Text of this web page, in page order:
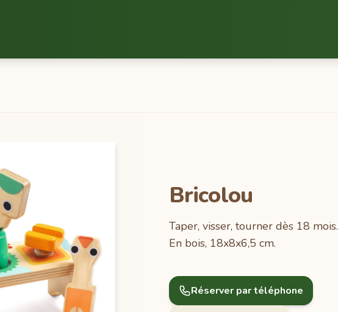
Bricolou
Taper, visser, tourner dès 18 mois.
En bois, 18x8x6,5 cm.
Réserver par téléphone